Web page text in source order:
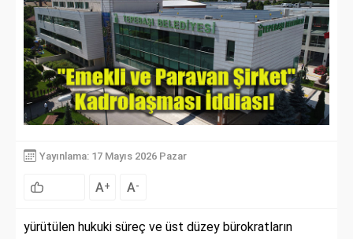
Yayınlama: 17 Mayıs 2026 Pazar
A+ A-
yürütülen hukuki süreç ve üst düzey bürokratların